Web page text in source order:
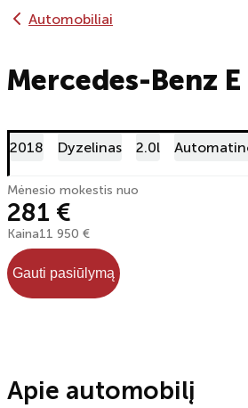
Automobiliai
Mercedes-Benz
2018 Dyzelinas 2.0l
Mėnesio mokestis nuo
281 €
Kaina11 950 €
Gauti pasiūlymą
Apie automobilį